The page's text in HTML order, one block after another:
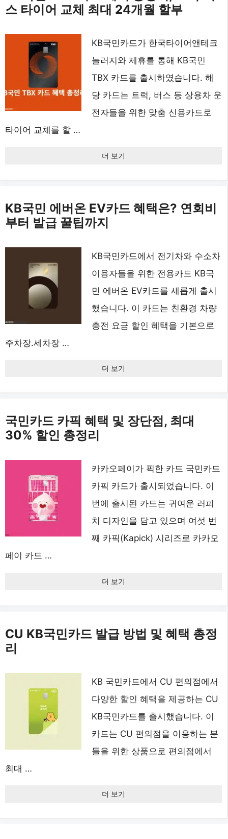
스 타이어 교체 최대 24개월 할부
KB국민카드가 한국타이어앤테크
놀러지와 제휴를 통해 KB국민
TBX 카드를 출시하였습니다. 해
당 카드는 트럭, 버스 등 상용차 운
전자들을 위한 맞춤 신용카드로
타이어 교체를 할 …
더 보기
KB국민 에버온 EV카드 혜택은? 연회비
부터 발급 꿀팁까지
KB국민카드에서 전기차와 수소차
이용자들을 위한 전용카드 KB국
민 에버온 EV카드를 새롭게 출시
했습니다. 이 카드는 친환경 차량
충전 요금 할인 혜택을 기본으로
주차장.세차장 …
더 보기
국민카드 카픽 혜택 및 장단점, 최대
30% 할인 총정리
카카오페이가 픽한 카드 국민카드
카픽 카드가 출시되었습니다. 이
번에 출시된 카드는 귀여운 러피
치 디자인을 담고 있으며 여섯 번
째 카픽(Kapick) 시리즈로 카카오
페이 카드 …
더 보기
CU KB국민카드 발급 방법 및 혜택 총정
리
KB 국민카드에서 CU 편의점에서
다양한 할인 혜택을 제공하는 CU
KB국민카드를 출시했습니다. 이
카드는 CU 편의점을 이용하는 분
들을 위한 상품으로 편의점에서
최대 …
더 보기